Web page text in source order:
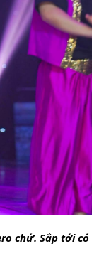
chứ. Sắp tới có